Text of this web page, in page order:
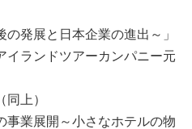
発展と日本企業の進出～」
ランドツアーカンパニー元
上）
事業展開～小さなホテルの物